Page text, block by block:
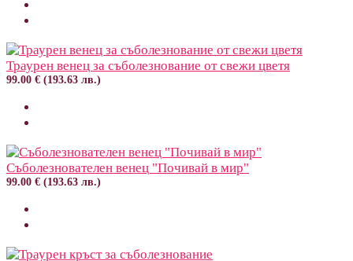
Траурен венец за съболезнование от свежи цветя
99.00 € (193.63 лв.)
Съболезнователен венец "Почивай в мир"
99.00 € (193.63 лв.)